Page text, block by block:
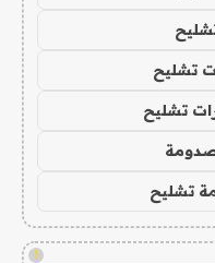
تشليح
تشليح
تشليح
!